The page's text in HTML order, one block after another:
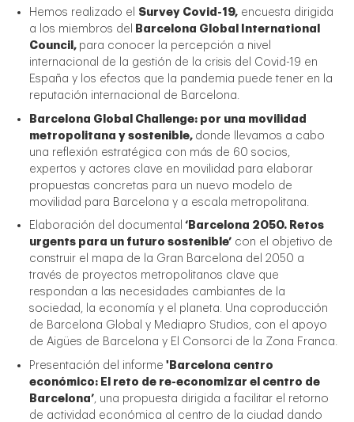
Hemos realizado el Survey Covid-19, encuesta dirigida
a los miembros del
Barcelona Global International
Council, para conocer la percepción a nivel
internacional de la gestión de la crisis del Covid-19 en
España y los efectos que la pandemia puede tener en la
reputación internacional de Barcelona.
Barcelona Global Challenge: por una movilidad
metropolitana y sostenible, donde llevamos a cabo
una reflexión estratégica con más de 60 socios,
expertos y actores clave en movilidad para elaborar
propuestas concretas para un nuevo modelo de
movilidad para Barcelona y a escala metropolitana.
Elaboración del documental ‘Barcelona 2050. Retos
urgents para un futuro sostenible’ con el objetivo de
construir el mapa de la Gran Barcelona del 2050 a
través de proyectos metropolitanos clave que
respondan a las necesidades cambiantes de la
sociedad, la economía y el planeta. Una coproducción
de Barcelona Global y Mediapro Studios, con el apoyo
de Aigües de Barcelona y El Consorci de la Zona Franca.
Presentación del informe 'Barcelona centro
económico: El reto de re-economizar el centro de
Barcelona’ , una propuesta dirigida a facilitar el retorno
de actividad económica al centro de la ciudad dando